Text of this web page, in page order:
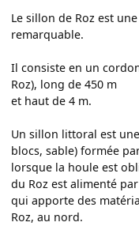
Le sillon de Roz est
remarquable.
Il consiste en un
Roz), long de 450 m
et haut de 4 m.
Un sillon littoral est
blocs, sable) formée
lorsque la houle est
du Roz est alimenté
qui apporte des
Roz, au nord.